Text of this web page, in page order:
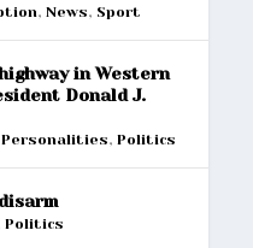
,News, Sport
in Western
Donald J.
Personalities,Politics
Politics